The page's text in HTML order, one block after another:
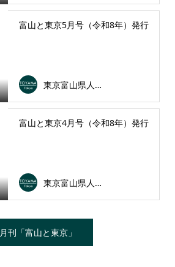
富山と東京5月号（令和8年）発行
東京富山県人会連合会
富山と東京4月号（令和8年）発行
東京富山県人会連合会
月刊「富山と東京」